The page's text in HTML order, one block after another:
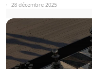
28 décembre 2025